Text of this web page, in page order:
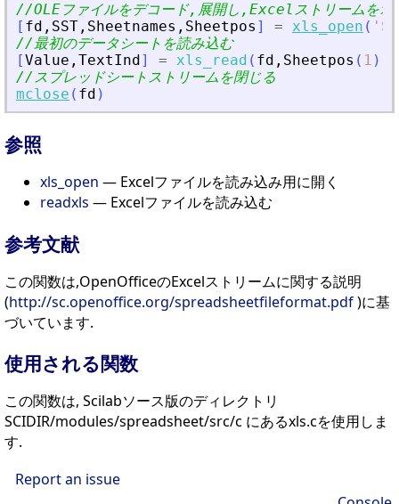
//OLEファイルをデコード,展開し,Excelストリームをオ
[ fd , SST , Sheetnames , Sheetpos ] = xls_open ( '
//最初のデータシートを読み込む
[Value , TextInd] = xls_read ( fd , Sheetpos ( 1 )
//スプレッドシートストリームを閉じる
mclose ( fd )
参照
xls_open — Excelファイルを読み込み用に開く
readxls — Excelファイルを読み込む
参考文献
この関数は,OpenOfficeのExcelストリームに関する説明
(http://sc.openoffice.org/spreadsheetfileformat.pdf)に基
づいています.
使用される関数
この関数は, Scilabソース版のディレクトリ
SCIDIR/modules/spreadsheet/src/c にあるxls.cを使用しま
す.
Report an issue